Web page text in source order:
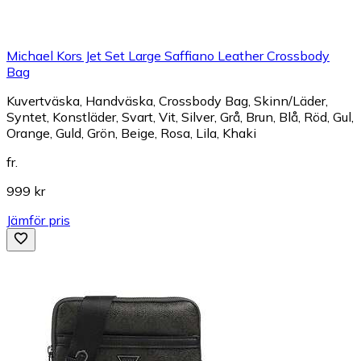
Michael Kors Jet Set Large Saffiano Leather Crossbody
Bag
Kuvertväska, Handväska, Crossbody Bag, Skinn/Läder,
Syntet, Konstläder, Svart, Vit, Silver, Grå, Brun, Blå, Röd, Gul,
Orange, Guld, Grön, Beige, Rosa, Lila, Khaki
fr.
999 kr
Jämför pris